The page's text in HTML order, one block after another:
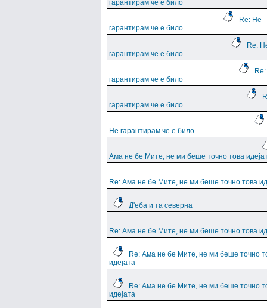
гарантирам че е било
Re: Не
гарантирам че е било
Re:
гарантирам че е било
гарантирам че е било
гарантирам че е било
Не гарантирам че е било
Ама не бе Мите, не ми беше точно това
Re: Ама не бе Мите, не ми беше точно това
Д'еба и та северна
Re: Ама не бе Мите, не ми беше точно това
Re: Ама не бе Мите, не ми беше точно
идејата
Re: Ама не бе Мите, не ми беше точно
идејата